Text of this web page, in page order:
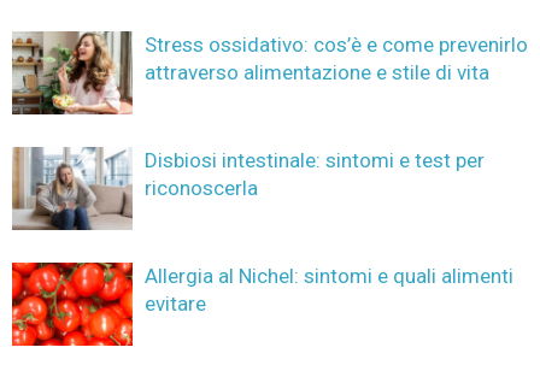
Stress ossidativo: cos’è e come prevenirlo
attraverso alimentazione e stile di vita
Disbiosi intestinale: sintomi e test per
riconoscerla
Allergia al Nichel: sintomi e quali alimenti
evitare